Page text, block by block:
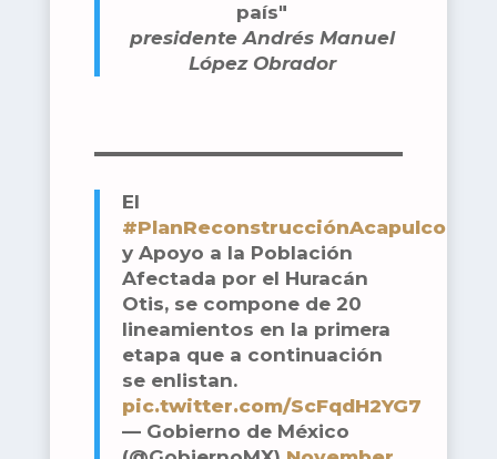
país"
presidente Andrés Manuel
López Obrador
El
#PlanReconstrucciónAcapulco
y Apoyo a la Población
Afectada por el Huracán
Otis, se compone de 20
lineamientos en la primera
etapa que a continuación
se enlistan.
pic.twitter.com/ScFqdH2YG7
— Gobierno de México